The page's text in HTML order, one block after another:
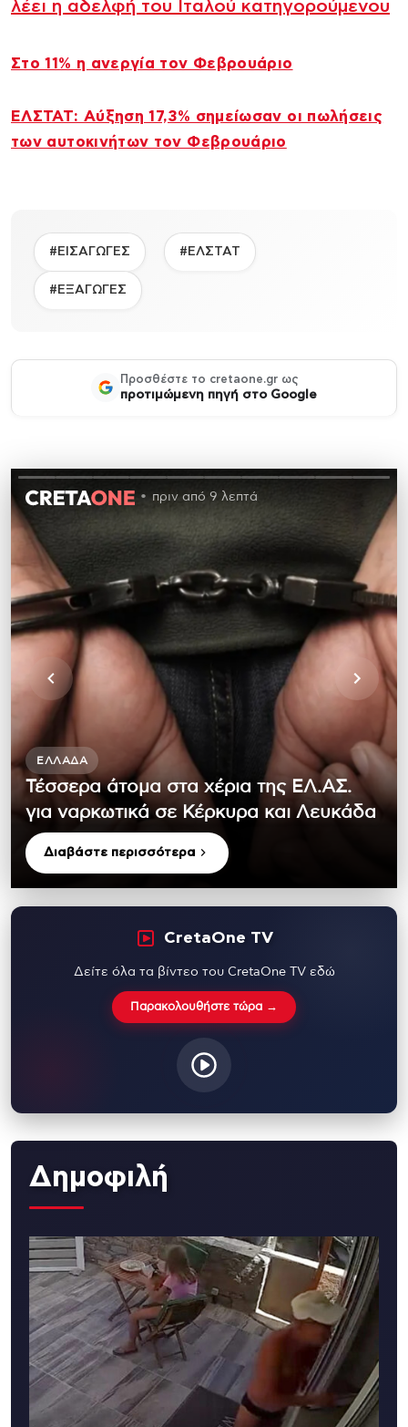
λέει η αδελφή του Ιταλού κατηγορούμενου
Στο 11% η ανεργία τον Φεβρουάριο
ΕΛΣΤΑΤ: Αύξηση 17,3% σημείωσαν οι πωλήσεις
των αυτοκινήτων τον Φεβρουάριο
#ΕΙΣΑΓΩΓΕΣ #ΕΛΣΤΑΤ
#ΕΞΑΓΩΓΕΣ
Προσθέστε το cretaone.gr ως
προτιμώμενη πηγή στο Google
πριν από 9 λεπτά
ΕΛΛΆΔΑ
Τέσσερα άτομα στα χέρια της ΕΛ.ΑΣ.
για ναρκωτικά σε Κέρκυρα και Λευκάδα
Διαβάστε περισσότερα
CretaOne TV
Δείτε όλα τα βίντεο του CretaOne TV εδώ
Παρακολουθήστε τώρα →
Δημοφιλή